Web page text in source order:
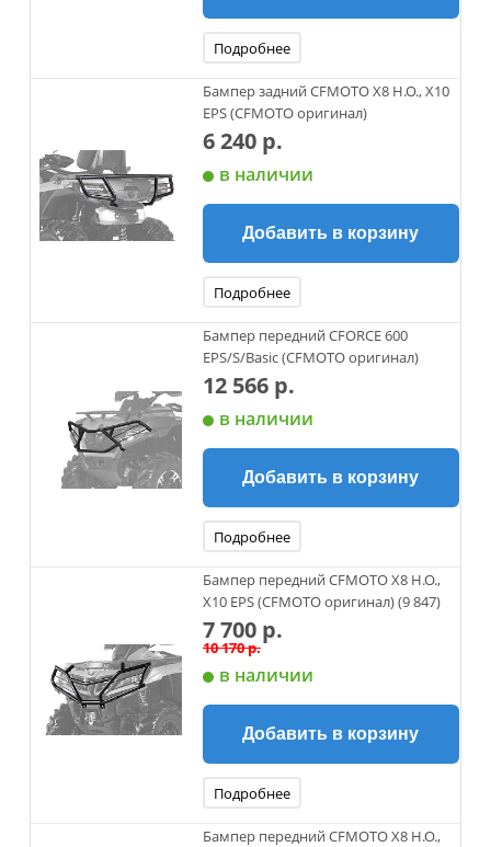
Подробнее
Бампер задний CFMOTO X8 H.O., X10
EPS (CFMOTO оригинал)
6 240 р.
в наличии
Добавить в корзину
Подробнее
Бампер передний CFORCE 600
EPS/S/Basic (CFMOTO оригинал)
12 566 р.
в наличии
Добавить в корзину
Подробнее
Бампер передний CFMOTO X8 H.O.,
X10 EPS (CFMOTO оригинал) (9 847)
7 700 р.
10 170 р.
в наличии
Добавить в корзину
Подробнее
Бампер передний CFMOTO X8 H.O.,